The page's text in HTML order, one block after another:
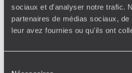
sociaux et d'analyser notre trafic.
partenaires de médias sociaux,
leur avez fournies ou qu'ils ont